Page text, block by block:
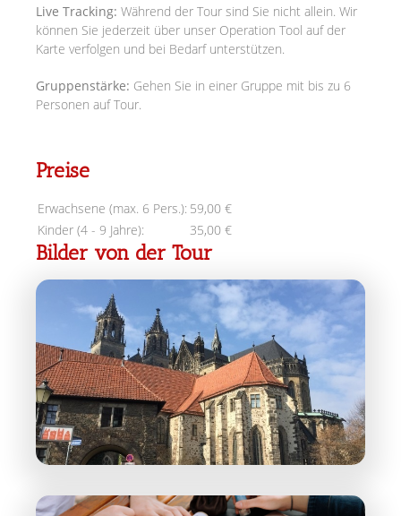
Live Tracking: Während der Tour sind Sie nicht allein. Wir
können Sie jederzeit über unser Operation Tool auf der
Karte verfolgen und bei Bedarf unterstützen.
Gruppenstärke: Gehen Sie in einer Gruppe mit bis zu 6
Personen auf Tour.
Preise
Erwachsene (max. 6 Pers.): 59,00 €
Kinder (4 - 9 Jahre):
35,00 €
Bilder von der Tour